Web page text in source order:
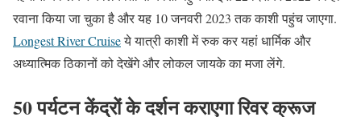
रवाना किया जा चुका है और यह 10 जनवरी 2023 तक काशी पहुंच जाएगा.
Longest River Cruiseये यात्री काशी में रुक कर यहां धार्मिक और
अध्यात्मिक ठिकानों को देखेंगे और लोकल जायके का मजा लेंगे.
50 पर्यटन केंद्रों के दर्शन कराएगा रिवर क्रूज